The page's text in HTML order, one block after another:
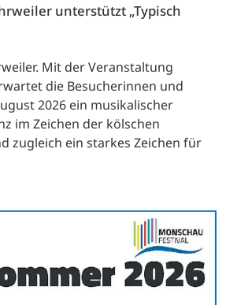
unterstützt „Typisch
Mit der Veranstaltung
die Besucherinnen und
2026 ein musikalischer
im Zeichen der kölschen
zugleich ein starkes Zeichen für